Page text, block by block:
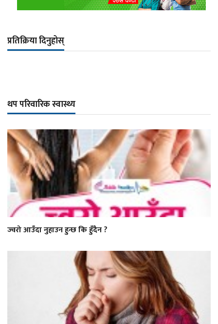
प्रतिक्रिया दिनुहोस्
थप परिवारिक स्वास्थ्य
ज्वरो आउँदा नुहाउन हुन्छ कि हुँदैन ?